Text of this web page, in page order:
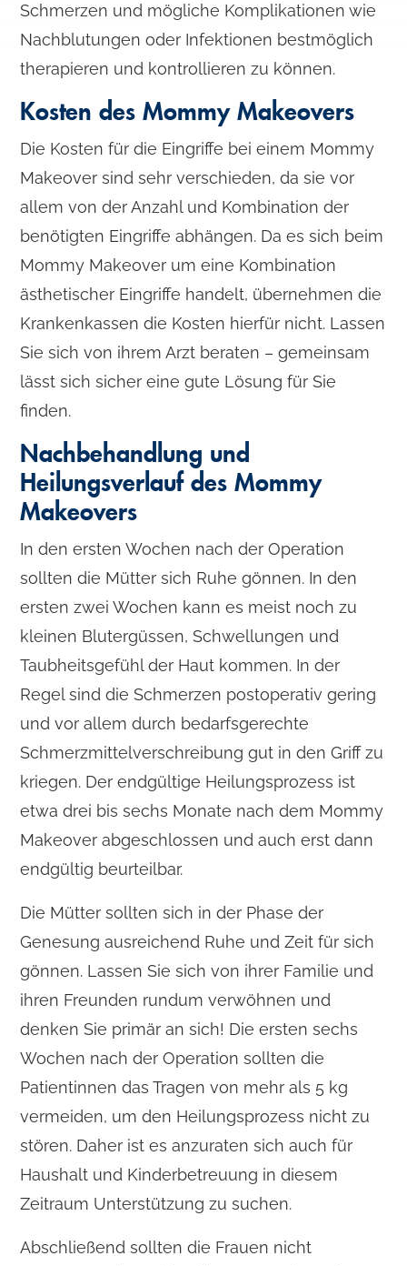
Schmerzen und mögliche Komplikationen wie
Nachblutungen oder Infektionen bestmöglich
therapieren und kontrollieren zu können.
Kosten des Mommy Makeovers
Die Kosten für die Eingriffe bei einem Mommy
Makeover sind sehr verschieden, da sie vor
allem von der Anzahl und Kombination der
benötigten Eingriffe abhängen. Da es sich beim
Mommy Makeover um eine Kombination
ästhetischer Eingriffe handelt, übernehmen die
Krankenkassen die Kosten hierfür nicht. Lassen
Sie sich von ihrem Arzt beraten – gemeinsam
lässt sich sicher eine gute Lösung für Sie
finden.
Nachbehandlung und
Heilungsverlauf des Mommy
Makeovers
In den ersten Wochen nach der Operation
sollten die Mütter sich Ruhe gönnen. In den
ersten zwei Wochen kann es meist noch zu
kleinen Blutergüssen, Schwellungen und
Taubheitsgefühl der Haut kommen. In der
Regel sind die Schmerzen postoperativ gering
und vor allem durch bedarfsgerechte
Schmerzmittelverschreibung gut in den Griff zu
kriegen. Der endgültige Heilungsprozess ist
etwa drei bis sechs Monate nach dem Mommy
Makeover abgeschlossen und auch erst dann
endgültig beurteilbar.
Die Mütter sollten sich in der Phase der
Genesung ausreichend Ruhe und Zeit für sich
gönnen. Lassen Sie sich von ihrer Familie und
ihren Freunden rundum verwöhnen und
denken Sie primär an sich! Die ersten sechs
Wochen nach der Operation sollten die
Patientinnen das Tragen von mehr als 5 kg
vermeiden, um den Heilungsprozess nicht zu
stören. Daher ist es anzuraten sich auch für
Haushalt und Kinderbetreuung in diesem
Zeitraum Unterstützung zu suchen.
Abschließend sollten die Frauen nicht